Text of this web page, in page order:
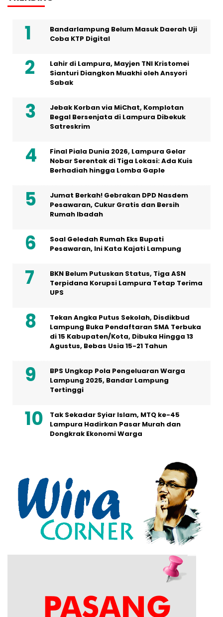
Bandarlampung Belum Masuk Daerah Uji
Coba KTP Digital
Lahir di Lampura, Mayjen TNI Kristomei
Sianturi Diangkon Muakhi oleh Ansyori
Sabak
Jebak Korban via MiChat, Komplotan
Begal Bersenjata di Lampura Dibekuk
Satreskrim
Final Piala Dunia 2026, Lampura Gelar
Nobar Serentak di Tiga Lokasi: Ada Kuis
Berhadiah hingga Lomba Gaple
Jumat Berkah! Gebrakan DPD Nasdem
Pesawaran, Cukur Gratis dan Bersih
Rumah Ibadah
Soal Geledah Rumah Eks Bupati
Pesawaran, Ini Kata Kajati Lampung
BKN Belum Putuskan Status, Tiga ASN
Terpidana Korupsi Lampura Tetap Terima
UPS
Tekan Angka Putus Sekolah, Disdikbud
Lampung Buka Pendaftaran SMA Terbuka
di 15 Kabupaten/Kota, Dibuka Hingga 13
Agustus, Bebas Usia 15-21 Tahun
BPS Ungkap Pola Pengeluaran Warga
Lampung 2025, Bandar Lampung
Tertinggi
Tak Sekadar Syiar Islam, MTQ ke-45
Lampura Hadirkan Pasar Murah dan
Dongkrak Ekonomi Warga